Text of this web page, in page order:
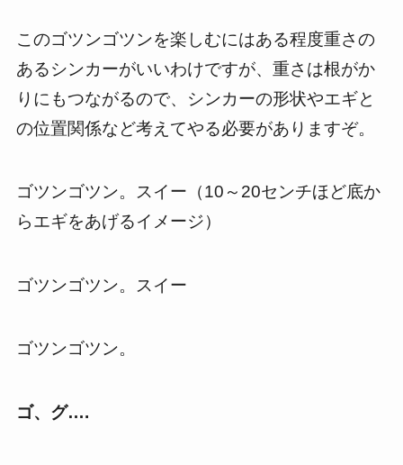
このゴツンゴツンを楽しむにはある程度重さの
あるシンカーがいいわけですが、重さは根がか
りにもつながるので、シンカーの形状やエギと
の位置関係など考えてやる必要がありますぞ。
ゴツンゴツン。スイー（10～20センチほど底か
らエギをあげるイメージ）
ゴツンゴツン。スイー
ゴツンゴツン。
ゴ、グ….